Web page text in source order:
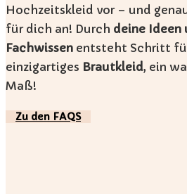
Hochzeitskleid vor – und
für dich an! Durch deine Ideen
Fachwissen entsteht Schritt
einzigartiges Brautkleid, ein
Maß!
Zu den FAQS